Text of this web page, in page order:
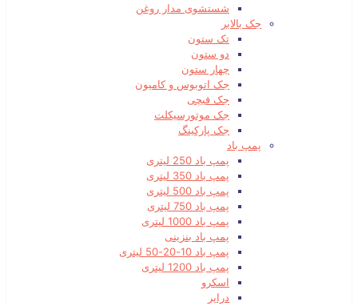
شستشوی مدار روغن
جک بالابر
تک ستون
دو ستون
چهار ستون
جک اتوبوس و کامیون
جک قیچی
جک موتورسیکلت
جک پارکینگ
پمپ باد
پمپ باد 250 لیتری
پمپ باد 350 لیتری
پمپ باد 500 لیتری
پمپ باد 750 لیتری
پمپ باد 1000 لیتری
پمپ باد بنزینی
پمپ باد 10-20-50 لیتری
پمپ باد 1200 لیتری
اسکرو
درایر